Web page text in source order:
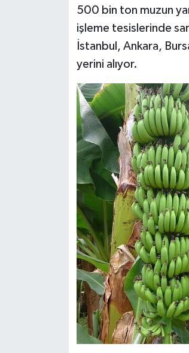
500 bin ton muzun
işleme tesislerinde
İstanbul, Ankara,
yerini alıyor.